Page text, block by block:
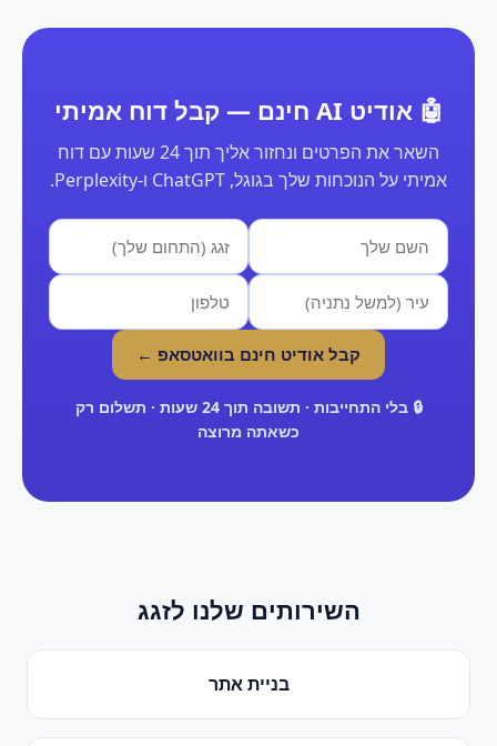
🤖 אודיט AI חינם — קבל דוח אמיתי
השאר את הפרטים ונחזור אליך תוך 24 שעות עם דוח
אמיתי על הנוכחות שלך בגוגל, ChatGPT ו-Perplexity.
קבל אודיט חינם בוואטסאפ ←
🔒 בלי התחייבות · תשובה תוך 24 שעות · תשלום רק
כשאתה מרוצה
השירותים שלנו לזגג
בניית אתר